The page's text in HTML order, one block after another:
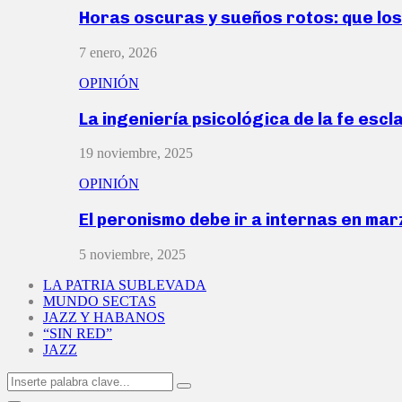
Horas oscuras y sueños rotos: que
7 enero, 2026
OPINIÓN
La ingeniería psicológica de la fe
19 noviembre, 2025
OPINIÓN
El peronismo debe ir a internas en
5 noviembre, 2025
LA PATRIA SUBLEVADA
MUNDO SECTAS
JAZZ Y HABANOS
“SIN RED”
JAZZ
Search
for:
Search